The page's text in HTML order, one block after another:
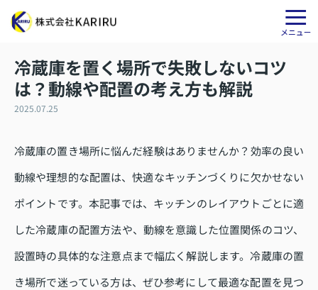
冷蔵庫を置く場所で失敗しないコツ
は？動線や配置の考え方も解説
2025.07.25
冷蔵庫の置き場所に悩んだ経験はありませんか？効率の良い
動線や理想的な配置は、快適なキッチンづくりに欠かせない
ポイントです。本記事では、キッチンのレイアウトごとに適
した冷蔵庫の配置方法や、動線を意識した位置関係のコツ、
設置時の具体的な注意点まで幅広く解説します。冷蔵庫の置
き場所で迷っている方は、ぜひ参考にして最適な配置を見つ